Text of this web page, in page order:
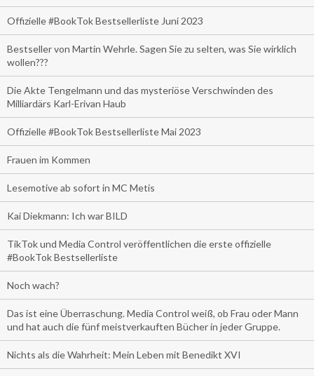
Offizielle #BookTok Bestsellerliste Juni 2023
Bestseller von Martin Wehrle. Sagen Sie zu selten, was Sie wirklich
wollen???
Die Akte Tengelmann und das mysteriöse Verschwinden des
Milliardärs Karl-Erivan Haub
Offizielle #BookTok Bestsellerliste Mai 2023
Frauen im Kommen
Lesemotive ab sofort in MC Metis
Kai Diekmann: Ich war BILD
TikTok und Media Control veröffentlichen die erste offizielle
#BookTok Bestsellerliste
Noch wach?
Das ist eine Überraschung. Media Control weiß, ob Frau oder Mann
und hat auch die fünf meistverkauften Bücher in jeder Gruppe.
Nichts als die Wahrheit: Mein Leben mit Benedikt XVI